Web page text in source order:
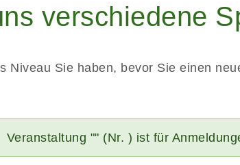
verschiedene
Niveau Sie haben, bevor Sie einen
Veranstaltung "" (Nr. ) ist für